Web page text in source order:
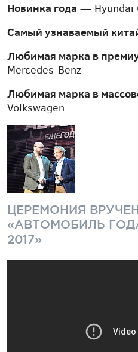
Новинка года — Hyundai
Самый узнаваемый
Любимая марка в
Mercedes-Benz
Любимая марка в
Volkswagen
ЦЕРЕМОНИЯ
«АВТОМОБИЛЬ
2017»